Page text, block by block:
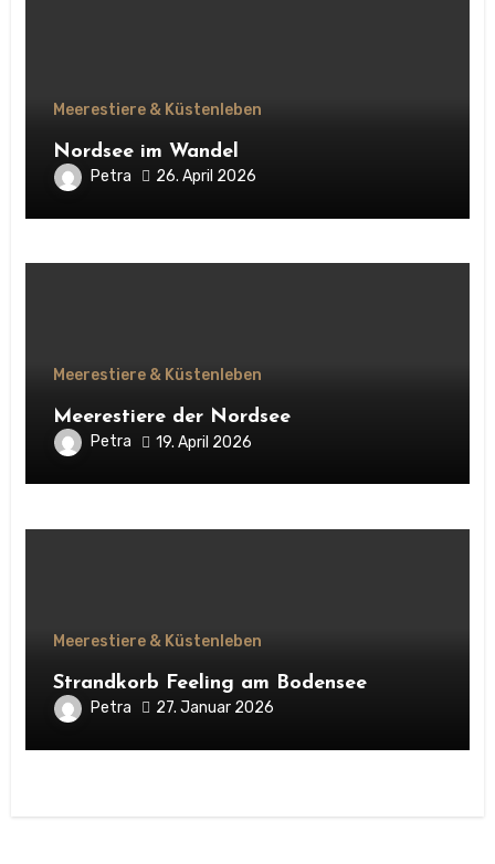
Meerestiere & Küstenleben
Nordsee im Wandel
Petra 26. April 2026
Meerestiere & Küstenleben
Meerestiere der Nordsee
Petra 19. April 2026
Meerestiere & Küstenleben
Strandkorb Feeling am Bodensee
Petra 27. Januar 2026